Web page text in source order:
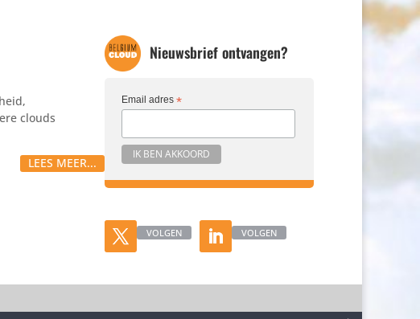
clouds
LEES MEER...
Nieuwsbrief ontvangen?
Email adres *
VOLGEN VOLGEN